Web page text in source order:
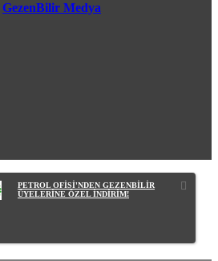
GezenBilir Medya
PETROL OFİSİ'NDEN GEZENBİLİR
ÜYELERİNE ÖZEL İNDİRİM!